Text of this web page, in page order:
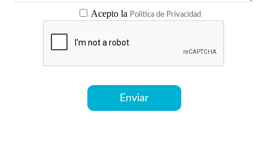
Acepto la Política de Privacidad